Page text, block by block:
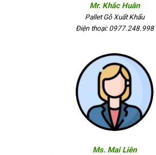
Mr. Khắc Huân
Pallet Gỗ Xuất Khẩu
Điện thoại: 0977.248.998
Ms. Mai Liên